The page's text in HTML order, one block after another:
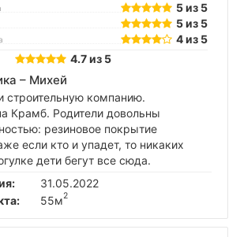
5 из 5
5 из 5
4 из 5
4.7 из 5
– Михей
строительную компанию.
Крамб. Родители довольны
резиновое покрытие
если кто и упадет, то никаких
дети бегут все сюда.
31.05.2022
55м2